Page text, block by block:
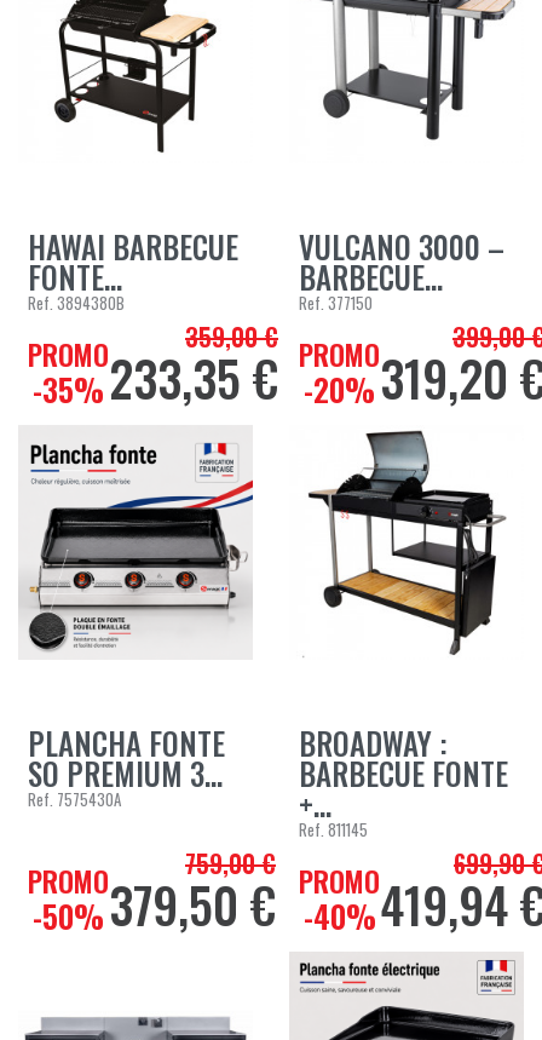
HAWAI BARBECUE
FONTE...
Ref. 3894380B
PROMO
-35%
Prix de base
359,00 €
Prix
233,35 €
VULCANO 3000 –
BARBECUE...
Ref. 377150
PROMO
-20%
Prix de base
399,00
Prix
319,20
PLANCHA FONTE
SO PREMIUM 3...
Ref. 7575430A
PROMO
-50%
Prix de base
759,00 €
Prix
379,50 €
BROADWAY :
BARBECUE FONTE
+...
Ref. 811145
PROMO
-40%
Prix de
699,90
Prix
419,94